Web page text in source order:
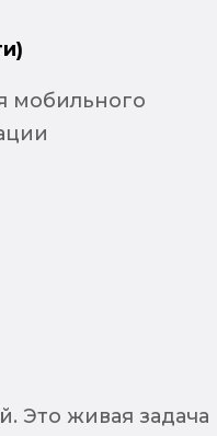
мобильного
Это живая задача